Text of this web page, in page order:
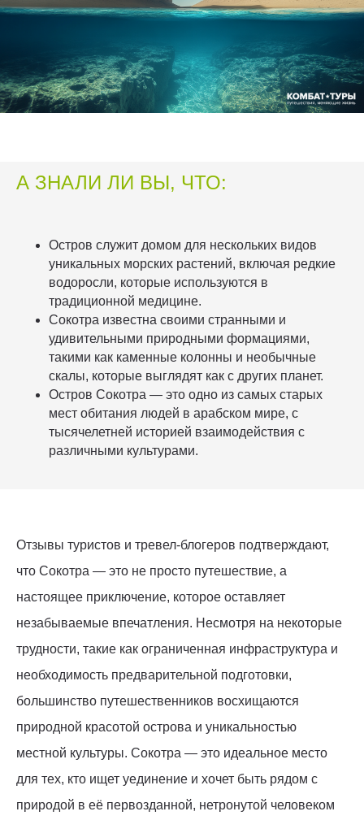
А ЗНАЛИ ЛИ ВЫ, ЧТО:
Остров служит домом для нескольких видов
уникальных морских растений, включая редкие
водоросли, которые используются в
традиционной медицине.
Сокотра известна своими странными и
удивительными природными формациями,
такими как каменные колонны и необычные
скалы, которые выглядят как с других планет.
Остров Сокотра — это одно из самых старых
мест обитания людей в арабском мире, с
тысячелетней историей взаимодействия с
различными культурами.
Отзывы туристов и тревел-блогеров подтверждают,
что Сокотра — это не просто путешествие, а
настоящее приключение, которое оставляет
незабываемые впечатления. Несмотря на некоторые
трудности, такие как ограниченная инфраструктура и
необходимость предварительной подготовки,
большинство путешественников восхищаются
природной красотой острова и уникальностью
местной культуры. Сокотра — это идеальное место
для тех, кто ищет уединение и хочет быть рядом с
природой в её первозданной, нетронутой человеком